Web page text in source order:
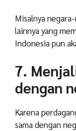
Misalnya
lainnya yang
Indonesia pun
7.
dengan
Karena
sama dengan